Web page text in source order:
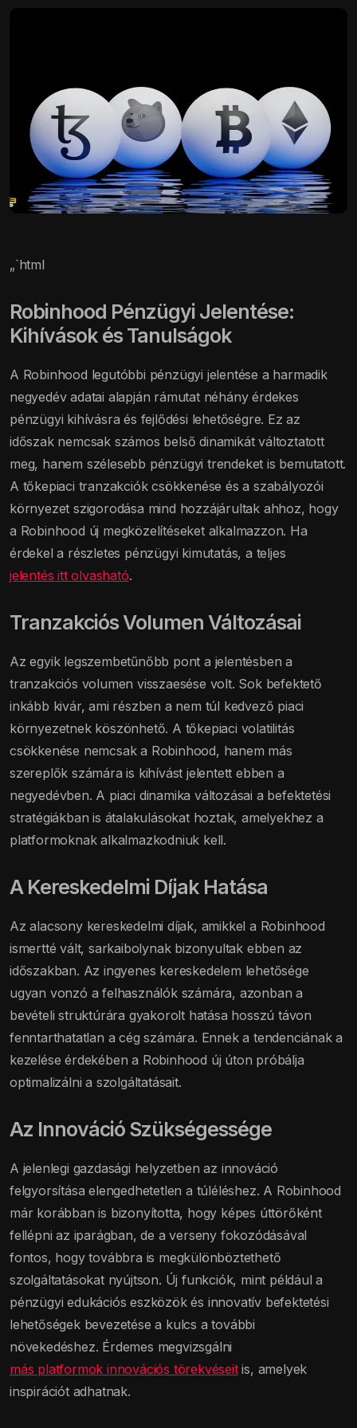
„`html
Robinhood Pénzügyi Jelentése:
Kihívások és Tanulságok
A Robinhood legutóbbi pénzügyi jelentése a harmadik
negyedév adatai alapján rámutat néhány érdekes
pénzügyi kihívásra és fejlődési lehetőségre. Ez az
időszak nemcsak számos belső dinamikát változtatott
meg, hanem szélesebb pénzügyi trendeket is bemutatott.
A tőkepiaci tranzakciók csökkenése és a szabályozói
környezet szigorodása mind hozzájárultak ahhoz, hogy
a Robinhood új megközelítéseket alkalmazzon. Ha
érdekel a részletes pénzügyi kimutatás, a teljes
jelentés itt olvasható.
Tranzakciós Volumen Változásai
Az egyik legszembetűnőbb pont a jelentésben a
tranzakciós volumen visszaesése volt. Sok befektető
inkább kivár, ami részben a nem túl kedvező piaci
környezetnek köszönhető. A tőkepiaci volatilitás
csökkenése nemcsak a Robinhood, hanem más
szereplők számára is kihívást jelentett ebben a
negyedévben. A piaci dinamika változásai a befektetési
stratégiákban is átalakulásokat hoztak, amelyekhez a
platformoknak alkalmazkodniuk kell.
A Kereskedelmi Díjak Hatása
Az alacsony kereskedelmi díjak, amikkel a Robinhood
ismertté vált, sarkaibolynak bizonyultak ebben az
időszakban. Az ingyenes kereskedelem lehetősége
ugyan vonzó a felhasználók számára, azonban a
bevételi struktúrára gyakorolt hatása hosszú távon
fenntarthatatlan a cég számára. Ennek a tendenciának a
kezelése érdekében a Robinhood új úton próbálja
optimalizálni a szolgáltatásait.
Az Innováció Szükségessége
A jelenlegi gazdasági helyzetben az innováció
felgyorsítása elengedhetetlen a túléléshez. A Robinhood
már korábban is bizonyította, hogy képes úttörőként
fellépni az iparágban, de a verseny fokozódásával
fontos, hogy továbbra is megkülönböztethető
szolgáltatásokat nyújtson. Új funkciók, mint például a
pénzügyi edukációs eszközök és innovatív befektetési
lehetőségek bevezetése a kulcs a további
növekedéshez. Érdemes megvizsgálni
más platformok innovációs törekvéseitis, amelyek
inspirációt adhatnak.